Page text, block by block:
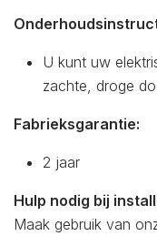
U kunt uw
zachte, droge
Fabrieksgarantie:
2 jaar
Hulp nodig bij
Maak gebruik van